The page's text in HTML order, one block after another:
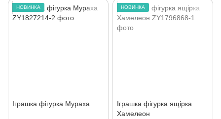
НОВИНКА
Іграшка фігурка Мураха
НОВИНКА
Іграшка фігурка ящірка
Хамелеон